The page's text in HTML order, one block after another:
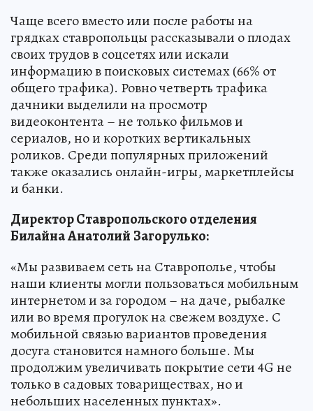
Чаще всего вместо или после работы на
грядках ставропольцы рассказывали о плодах
своих трудов в соцсетях или искали
информацию в поисковых системах (66% от
общего трафика). Ровно четверть трафика
дачники выделили на просмотр
видеоконтента – не только фильмов и
сериалов, но и коротких вертикальных
роликов. Среди популярных приложений
также оказались онлайн-игры, маркетплейсы
и банки.
Директор Ставропольского отделения
БилайнаАнатолий Загорулько:
«Мы развиваем сеть на Ставрополье, чтобы
наши клиенты могли пользоваться мобильным
интернетом и за городом – на даче, рыбалке
или во время прогулок на свежем воздухе. С
мобильной связью вариантов проведения
досуга становится намного больше. Мы
продолжим увеличивать покрытие сети 4G не
только в садовых товариществах, но и
небольших населенных пунктах».